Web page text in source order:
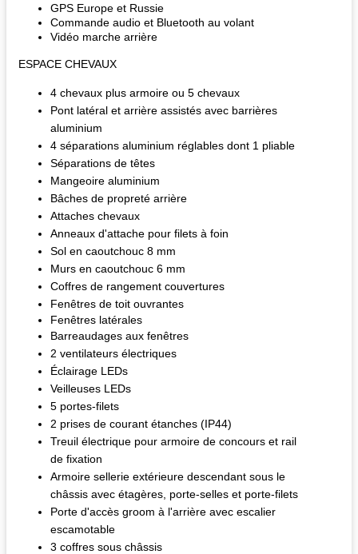
GPS Europe et Russie
Commande audio et Bluetooth au volant
Vidéo marche arrière
ESPACE CHEVAUX
4 chevaux plus armoire ou 5 chevaux
Pont latéral et arrière assistés avec barrières
aluminium
4 séparations aluminium réglables dont 1 pliable
Séparations de têtes
Mangeoire aluminium
Bâches de propreté arrière
Attaches chevaux
Anneaux d'attache pour filets à foin
Sol en caoutchouc 8 mm
Murs en caoutchouc 6 mm
Coffres de rangement couvertures
Fenêtres de toit ouvrantes
Fenêtres latérales
Barreaudages aux fenêtres
2 ventilateurs électriques
Éclairage LEDs
Veilleuses LEDs
5 portes-filets
2 prises de courant étanches (IP44)
Treuil électrique pour armoire de concours et rail
de fixation
Armoire sellerie extérieure descendant sous le
châssis avec étagères, porte-selles et porte-filets
Porte d'accès groom à l'arrière avec escalier
escamotable
3 coffres sous châssis